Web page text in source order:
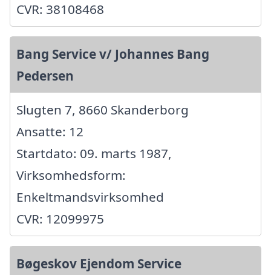
CVR: 38108468
Bang Service v/ Johannes Bang
Pedersen
Slugten 7, 8660 Skanderborg
Ansatte: 12
Startdato: 09. marts 1987,
Virksomhedsform:
Enkeltmandsvirksomhed
CVR: 12099975
Bøgeskov Ejendom Service